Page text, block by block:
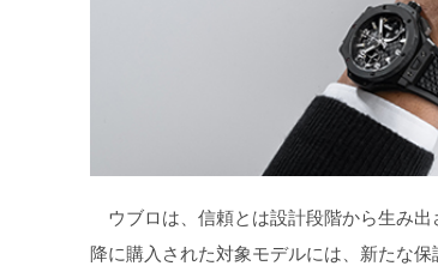
ウブロは、信頼とは設計段階から生み出
降に購入された対象モデルには、新たな